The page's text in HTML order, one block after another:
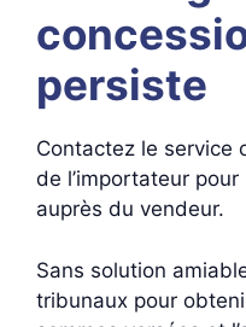
persiste
Contactez le service
de l’importateur
auprès du vendeur.
Sans solution
tribunaux pour